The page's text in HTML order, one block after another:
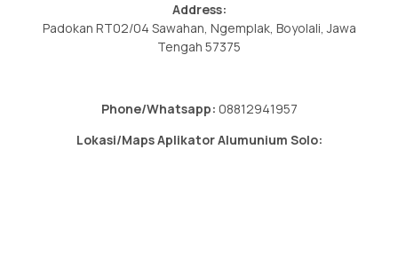
Address:
Padokan RT02/04 Sawahan, Ngemplak, Boyolali, Jawa
Tengah 57375
Phone/Whatsapp: 08812941957
Lokasi/Maps Aplikator Alumunium Solo: